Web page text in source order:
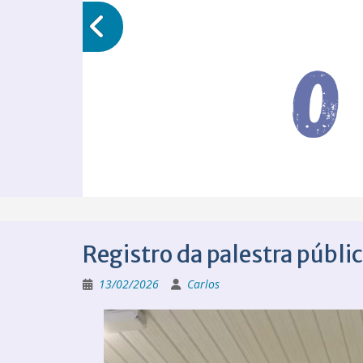
Registro da palestra
13/02/2026 Carlos